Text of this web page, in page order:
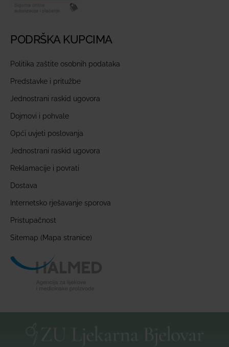
PODRŠKA KUPCIMA
Politika zaštite osobnih podataka
Predstavke i pritužbe
Jednostrani raskid ugovora
Dojmovi i pohvale
Opći uvjeti poslovanja
Jednostrani raskid ugovora
Reklamacije i povrati
Dostava
Internetsko rješavanje sporova
Pristupačnost
Sitemap (Mapa stranice)